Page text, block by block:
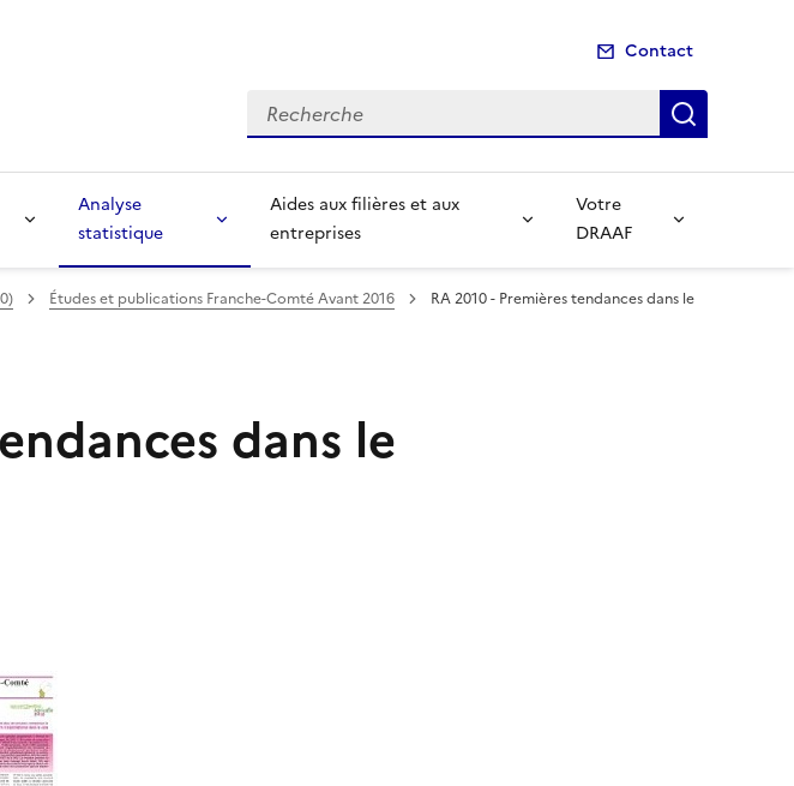
Contact
Recherche
Analyse
statistique
Aides aux filières et aux
entreprises
Votre
DRAAF
Études et publications Franche-Comté Avant 2016
RA 2010 - Premières tendances dans le
dans le